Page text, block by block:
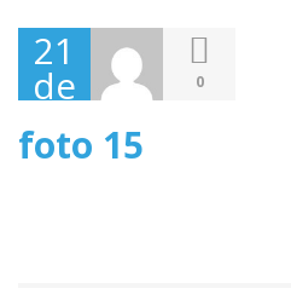
21
de
Dezembro,
2020
0
foto 15